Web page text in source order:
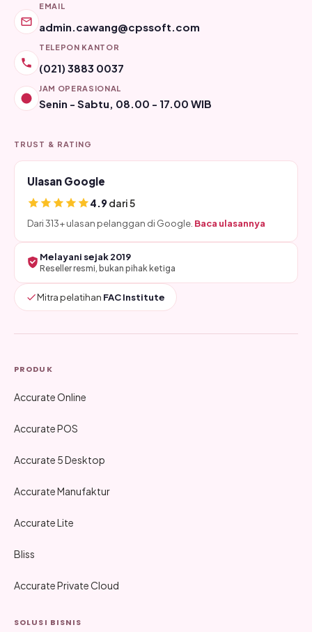
EMAIL
admin.cawang@cpssoft.com
TELEPON KANTOR
(021) 3883 0037
JAM OPERASIONAL
Senin - Sabtu, 08.00 - 17.00 WIB
TRUST & RATING
Ulasan Google
4.9dari 5
Dari 313+ ulasan pelanggan di Google. Baca ulasannya
Melayani sejak 2019
Reseller resmi, bukan pihak ketiga
Mitra pelatihan FAC Institute
PRODUK
Accurate Online
Accurate POS
Accurate 5 Desktop
Accurate Manufaktur
Accurate Lite
Bliss
Accurate Private Cloud
SOLUSI BISNIS